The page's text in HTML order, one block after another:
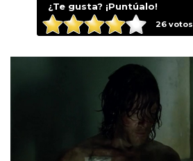
¿Te gusta? ¡Puntúalo!
26votos